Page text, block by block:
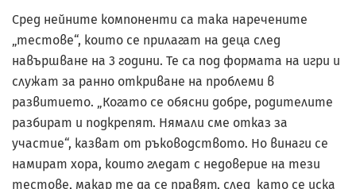
Сред нейните компоненти са така наречените
„тестове“, които се прилагат на деца след
навършване на 3 години. Те са под формата на игри и
служат за ранно откриване на проблеми в
развитието. „Когато се обясни добре, родителите
разбират и подкрепят. Нямали сме отказ за
участие“, казват от ръководството. Но винаги се
намират хора, които гледат с недоверие на тези
тестове, макар те да се правят, след като се иска